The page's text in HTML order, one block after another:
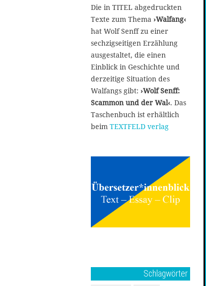
Die in TITEL abgedruckten
Texte zum Thema ›Walfang‹
hat Wolf Senff zu einer
sechzigseitigen Erzählung
ausgestaltet, die einen
Einblick in Geschichte und
derzeitige Situation des
Walfangs gibt: ›Wolf Senff:
Scammon und der Wal‹. Das
Taschenbuch ist erhältlich
beim TEXTFELD verlag
Schlagwörter